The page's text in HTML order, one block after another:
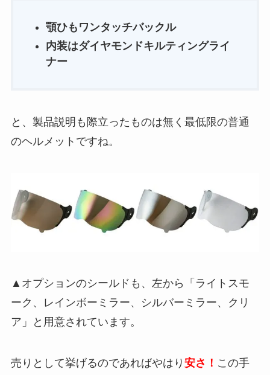
顎ひもワンタッチバックル
内装はダイヤモンドキルティングライ
ナー
と、製品説明も際立ったものは無く最低限の普通
のヘルメットですね。
▲オプションのシールドも、左から「ライトスモ
ーク、レインボーミラー、シルバーミラー、クリ
ア」と用意されています。
売りとして挙げるのであればやはり 安さ！ この手